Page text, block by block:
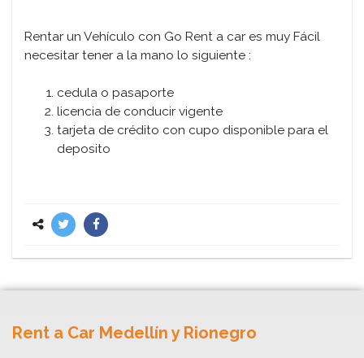
Rentar un Vehículo con Go Rent a car es muy Fácil
necesitar tener a la mano lo siguiente :
cedula o pasaporte
licencia de conducir vigente
tarjeta de crédito con cupo disponible para el
deposito
Rent a Car Medellín y Rionegro